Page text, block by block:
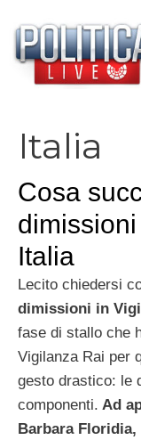
contenuto
Italia
Cosa
Italia
Lecito chiedersi
dimissioni in
fase di stallo che
Vigilanza Rai per
gesto drastico: le
componenti. Ad
Barbara Floridia,